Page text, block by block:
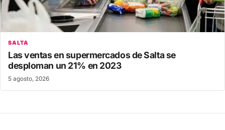
SALTA
Las ventas en supermercados de Salta se
desploman un 21% en 2023
5 agosto, 2026